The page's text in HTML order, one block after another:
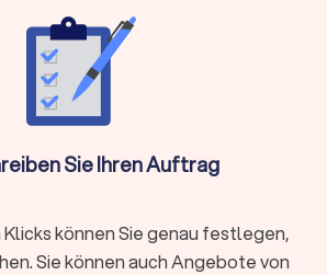
in Ihrer Nähe gibt es sicherlich
Doch welcher Experte der individuell
in der Kombination aus Ihrem Anliegen
des Beraters. So können Sie mit der
Zinsen sparen, mit der
die Erst- und Folgefinanzierung über
Investitionen für Renovierung und
Finanzberatung
Sie Ihren Auftrag
können Sie genau festlegen,
Sie können auch Angebote von